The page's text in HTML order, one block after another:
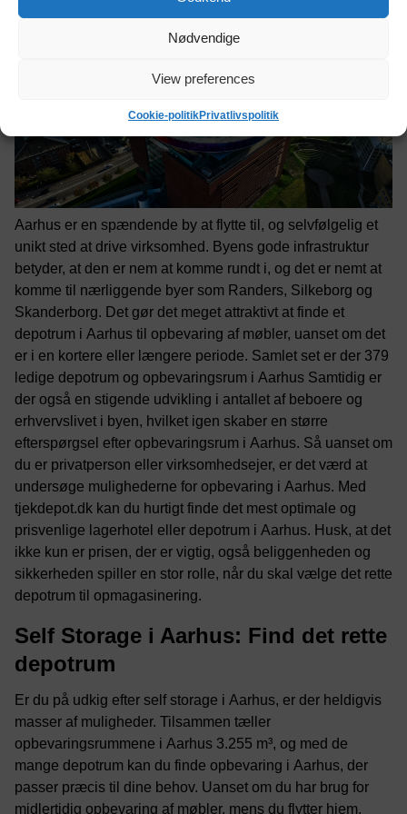
Nødvendige
View preferences
Cookie-politikPrivatlivspolitik
Aarhus er en spændende by at flytte til, og selvfølgelig et
unikt sted at drive virksomhed. Byens gode infrastruktur
betyder, at den er nem at komme rundt i, og det er nemt at
komme til nærliggende byer som Randers, Silkeborg og
Skanderborg. Det gør det meget attraktivt at finde et
depotrum i Aarhus til opbevaring af møbler, uanset om det
er i en kortere eller længere periode. Samlet set er der 379
ledige depotrum og opbevaringsrum i Aarhus Samtidig er
der også en stigende udvikling i antallet af beboere og
erhvervslivet i byen, hvilket igen skaber en større
efterspørgsel efter opbevaringsrum i Aarhus. Så uanset om
du er privatperson eller virksomhedsejer, er det værd at
undersøge mulighederne for opbevaring i Aarhus. Med
tjekdepot.dk kan du hurtigt finde det mest optimale og
prisvenlige lagerhotel eller depotrum i Aarhus. Husk, at det
ikke kun er prisen, der er vigtig, også beliggenheden og
sikkerheden spiller en stor rolle, når du skal vælge det rette
depotrum til opmagasinering.
Self Storage i Aarhus: Find det rette
depotrum
Er du på udkig efter self storage i Aarhus, er der heldigvis
masser af muligheder. Tilsammen tæller
opbevaringsrummene i Aarhus 3.255 m³, og med de
mange depotrum kan du finde opbevaring i Aarhus, der
passer præcis til dine behov. Uanset om du har brug for
midlertidig opbevaring af møbler, mens du flytter hjem,